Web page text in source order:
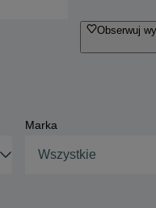
Obserwuj
Marka
Wszystkie